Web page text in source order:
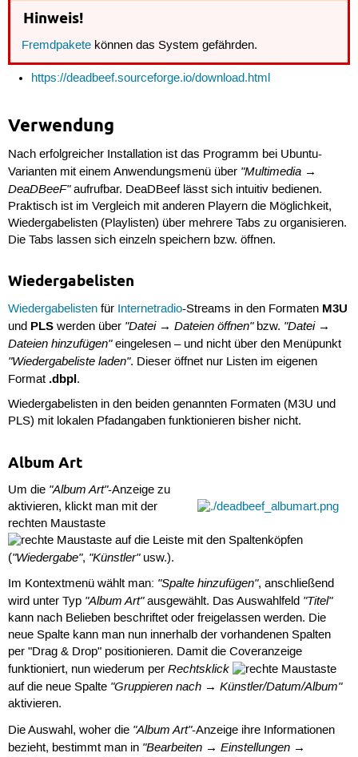
[Pause Shortcut Group]
Name=Pause
Exec=deadbeef --pause
TargetEnvironment=Unity
Name[de]=Stopp
Exec=deadbeef --stop
TargetEnvironment=Unity
[Next Shortcut Group]
Name=Next
Name[de]=Weiter
Exec=deadbeef --next
TargetEnvironment=Unity
Name=Prev
Name[de]=Zurück
Exec=deadbeef --prev
TargetEnvironment=Unity
Hinweis!
Fremdpakete können das System gefährden.
https://deadbeef.sourceforge.io/download.html
Verwendung
Nach erfolgreicher Installation ist das Programm bei Ubuntu-
Varianten mit einem Anwendungsmenü über "Multimedia →
DeaDBeeF"aufrufbar. DeaDBeef lässt sich intuitiv bedienen.
Praktisch ist im Vergleich mit anderen Playern die Möglichkeit,
Wiedergabelisten (Playlisten) über mehrere Tabs zu organisieren.
Die Tabs lassen sich einzeln speichern bzw. öffnen.
Wiedergabelisten
Wiedergabelistenfür Internetradio-Streams in den Formaten M3U
und PLSwerden über "Datei → Dateien öffnen"bzw. "Datei →
Dateien hinzufügen"eingelesen – und nicht über den Menüpunkt
"Wiedergabeliste laden". Dieser öffnet nur Listen im eigenen
Format .dbpl.
Wiedergabelisten in den beiden genannten Formaten (M3U und
PLS) mit lokalen Pfadangaben funktionieren bisher nicht.
Album Art
Um die "Album Art"-Anzeige zu
aktivieren, klickt man mit der
rechten Maustaste
auf die Leiste mit den Spaltenköpfen
("Wiedergabe", "Künstler"usw.).
Im Kontextmenü wählt man: "Spalte hinzufügen", anschließend
wird unter Typ "Album Art"ausgewählt. Das Auswahlfeld "Titel"
kann nach Belieben beschriftet oder freigelassen werden. Die
neue Spalte kann man nun innerhalb der vorhandenen Spalten
per "Drag & Drop" positionieren. Damit die Coveranzeige
funktioniert, nun wiederum per Rechtsklick
auf die neue Spalte "Gruppieren nach → Künstler/Datum/Album"
aktivieren.
Die Auswahl, woher die "Album Art"-Anzeige ihre Informationen
bezieht, bestimmt man in "Bearbeiten → Einstellungen →